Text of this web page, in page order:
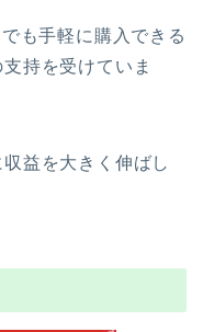
も手軽に購入できる
持を受けていま
益を大きく伸ばし